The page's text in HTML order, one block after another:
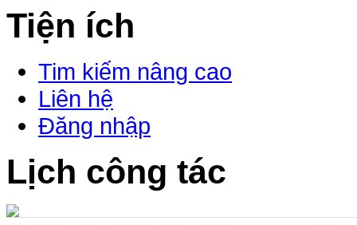
Tiện ích
Tim kiếm nâng cao
Liên hệ
Đăng nhập
Lịch công tác